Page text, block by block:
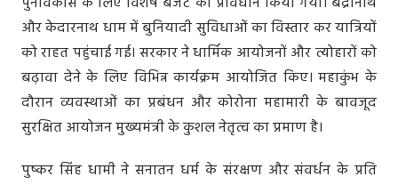
और केदारनाथ धाम में बुनियादी सुविधाओं का विस्तार कर यात्रियों
को राहत पहुंचाई गई। सरकार ने धार्मिक आयोजनों और त्योहारों को
बढ़ावा देने के लिए विभिन्न कार्यक्रम आयोजित किए। महाकुंभ के
दौरान व्यवस्थाओं का प्रबंधन और कोरोना महामारी के बावजूद
सुरक्षित आयोजन मुख्यमंत्री के कुशल नेतृत्व का प्रमाण है।
पुष्कर सिंह धामी ने सनातन धर्म के संरक्षण और संवर्धन के प्रति